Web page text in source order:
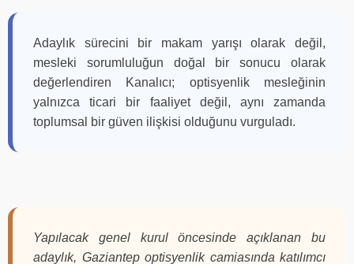
Adaylık sürecini bir makam yarışı olarak değil,
mesleki sorumluluğun doğal bir sonucu olarak
değerlendiren Kanalıcı; optisyenlik mesleğinin
yalnızca ticari bir faaliyet değil, aynı zamanda
toplumsal bir güven ilişkisi olduğunu vurguladı.
Yapılacak genel kurul öncesinde açıklanan bu
adaylık, Gaziantep optisyenlik camiasında katılımcı